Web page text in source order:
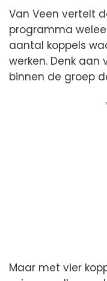
Van Veen vertelt
programma
aantal koppels
werken. Denk aan
binnen de groep
Maar met vier